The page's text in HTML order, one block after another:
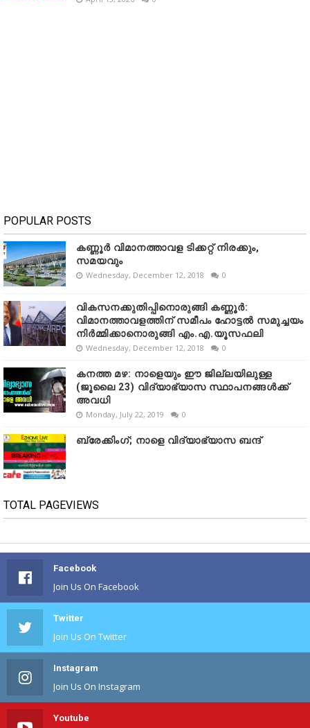
POPULAR POSTS
കണ്ണൂർ വിമാനത്താവള ടിക്കറ്റ് നിരക്കും,
സമയവും
Wednesday, December 12, 2018 0
വികസനക്കുതിപ്പിനൊരുങ്ങി കണ്ണൂർ:
വിമാനത്താവളത്തിന് സമീപം ഹോട്ടൽ സമുച്ചയം
നിർമ്മിക്കാനൊരുങ്ങി എം.എ.യൂസഫലി
Wednesday, December 12, 2018 0
കനത്ത മഴ: നാളെയും ഈ ജില്ലയിലുള്ള
(ജൂലൈ 23) വിദ്യാഭ്യാസ സ്ഥാപനങ്ങൾക്ക്
അവധി
Monday, July 22, 2019 0
ബ്രേക്കിംഗ്; നാളെ വിദ്യാഭ്യാസ ബന്ദ്
TOTAL PAGEVIEWS
Facebook
Join Us On Facebook
Twitter
Join Us On Twitter
Instagram
Join Us On Instagram
Youtube